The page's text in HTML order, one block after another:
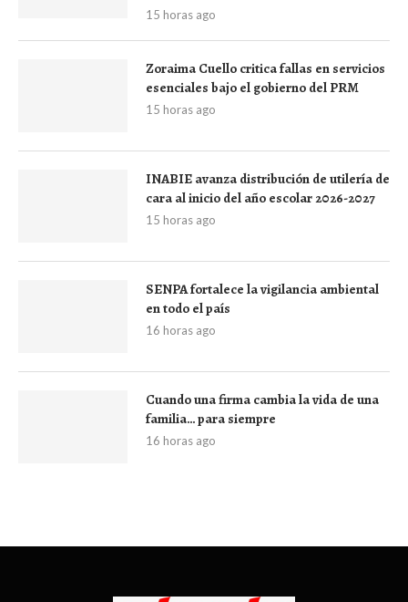
15 horas ago
Zoraima Cuello critica fallas en servicios
esenciales bajo el gobierno del PRM
15 horas ago
INABIE avanza distribución de utilería de
cara al inicio del año escolar 2026-2027
15 horas ago
SENPA fortalece la vigilancia ambiental
en todo el país
16 horas ago
Cuando una firma cambia la vida de una
familia… para siempre
16 horas ago